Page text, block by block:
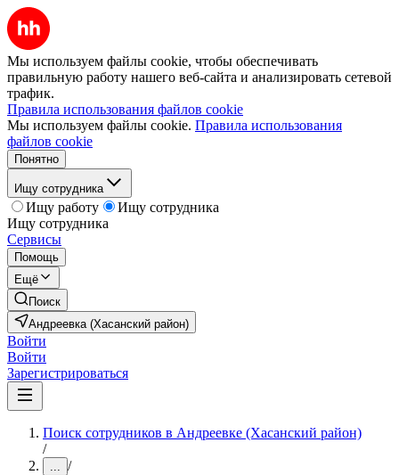
Мы используем файлы cookie, чтобы обеспечивать
правильную работу нашего веб-сайта и анализировать сетевой
трафик.
Правила использования файлов cookie
Мы используем файлы cookie. Правила использования
файлов cookie
Понятно
Ищу сотрудника
Ищу работу
Ищу сотрудника
Ищу сотрудника
Сервисы
Помощь
Ещё
Поиск
Андреевка (Хасанский район)
Войти
Войти
Зарегистрироваться
Поиск сотрудников в Андреевке (Хасанский район)
/
... /